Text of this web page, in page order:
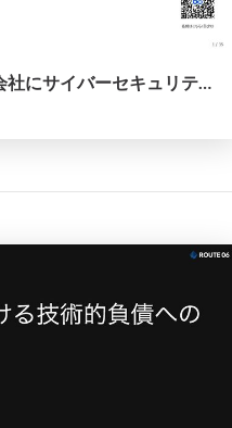
もしもあなたの会社にサイバーセキュリティ攻撃予告があったなら ～フロンティアAI脅威と企業の脆弱性対策～